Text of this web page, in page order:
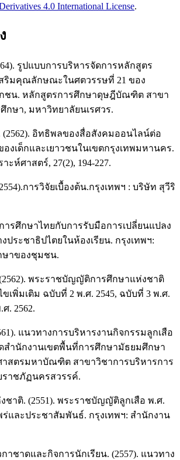
4.0 International License.
รูปแบบการบริหารจัดการหลักสูตร
ริมคุณลักษณะในศตวรรษที่ 21 ของ
กชน. หลักสูตรการศึกษาดุษฎีบัณฑิต สาขา
กษา, มหาวิทยาลัยนเรศวร.
อิทธิพลของสื่อสังคมออนไลน์ต่อ
องเด็กและเยาวชนในเขตกรุงเทพมหานคร.
ะห์ศาสตร์, 27(2), 194-227.
การวิจัยเบื้องต้น.กรุงเทพฯ : บริษัท สุวีริ
ารศึกษาไทยกับการรับมือการเปลี่ยนแปลง
ประชาธิปไตยในห้องเรียน. กรุงเทพฯ:
ษาของชุมชน.
พระราชบัญญัติการศึกษาแห่งชาติ
เพิ่มเติม ฉบับที่ 2 พ.ศ. 2545, ฉบับที่ 3 พ.ศ.
. 2562.
แนวทางการบริหารงานกิจกรรมลูกเสือ
ำนักงานเขตพื้นที่การศึกษามัธยมศึกษา
าสตรมหาบัณฑิต สาขาวิชาการบริหารการ
าชภัฏนครสวรรค์.
ชาติ. (2551). พระราชบัญญัติลูกเสือ พ.ศ.
พร่และประชาสัมพันธ์. กรุงเทพฯ: สํานักงาน
าชาดและกิจการนักเรียน. (2557). แนวทาง